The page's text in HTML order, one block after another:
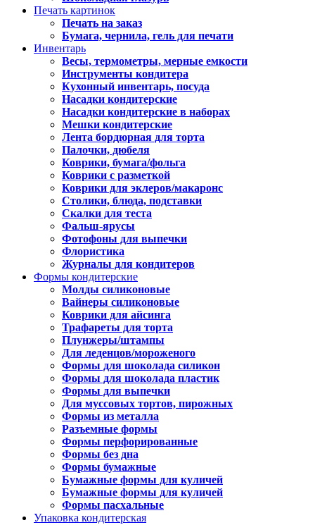
Печать картинок
Печать на заказ
Бумага, чернила, гель для печати
Инвентарь
Весы, термометры, мерные емкости
Инструменты кондитера
Кухонный инвентарь, посуда
Насадки кондитерские
Насадки кондитерские в наборах
Мешки кондитерские
Лента бордюрная для торта
Палочки, дюбеля
Коврики, бумага/фольга
Коврики с разметкой
Коврики для эклеров/макаронс
Столики, блюда, подставки
Скалки для теста
Фальш-ярусы
Фотофоны для выпечки
Флористика
Журналы для кондитеров
Формы кондитерские
Молды силиконовые
Вайнеры силиконовые
Коврики для айсинга
Трафареты для торта
Плунжеры/штампы
Для леденцов/мороженого
Формы для шоколада силикон
Формы для шоколада пластик
Формы для выпечки
Для муссовых тортов, пирожных
Формы из металла
Разъемные формы
Формы перфорированные
Формы без дна
Формы бумажные
Бумажные формы для куличей
Бумажные формы для куличей
Формы пасхальные
Упаковка кондитерская